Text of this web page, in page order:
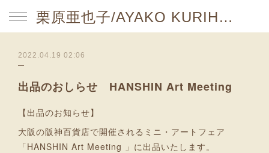
栗原亜也子/AYAKO KURIHARA website
2022.04.19 02:06
出品のおしらせ HANSHIN Art Meeting
【出品のお知らせ】
大阪の阪神百貨店で開催されるミニ・アートフェア
「HANSHIN Art Meeting 」に出品いたします。